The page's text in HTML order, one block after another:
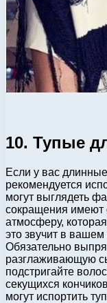
10. Тупые
Если у вас
рекомендуется
могут выглядеть
сокращения имеют
атмосферу,
это звучит в
Обязательно
разглаживающую
подстригайте
секущихся
могут испортить